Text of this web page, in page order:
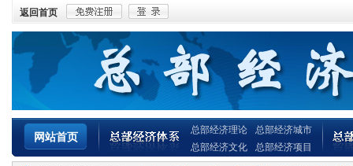
返回首页
网站首页
总部经济理论
总部经济文化
总部经济城市
总部经济项目